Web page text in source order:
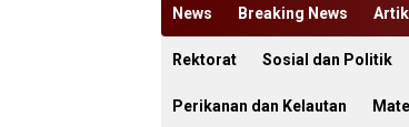
News Breaking News
Rektorat Sosial dan Politik
Perikanan dan Kelautan